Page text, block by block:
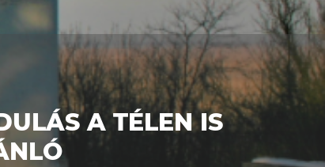
A TÉLEN IS